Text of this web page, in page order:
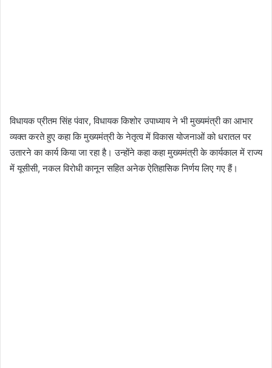
विधायक प्रीतम सिंह पंवार, विधायक किशोर उपाध्याय ने भी मुख्यमंत्री का आभार
व्यक्त करते हुए कहा कि मुख्यमंत्री के नेतृत्व में विकास योजनाओं को धरातल पर
उतारने का कार्य किया जा रहा है। उन्होंने कहा कहा मुख्यमंत्री के कार्यकाल में राज्य
में यूसीसी, नकल विरोधी कानून सहित अनेक ऐतिहासिक निर्णय लिए गए हैं।